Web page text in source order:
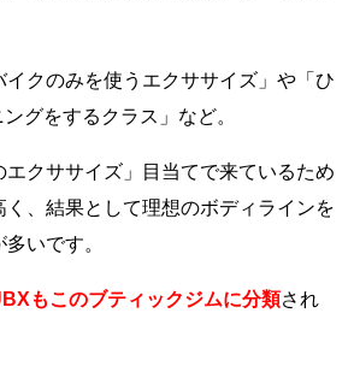
クのみを使うエクササイズ」や「ひ
グをするクラス」など。
クササイズ」目当てで来ているため
く、結果として理想のボディラインを
いです。
もこのブティックジムに分類され